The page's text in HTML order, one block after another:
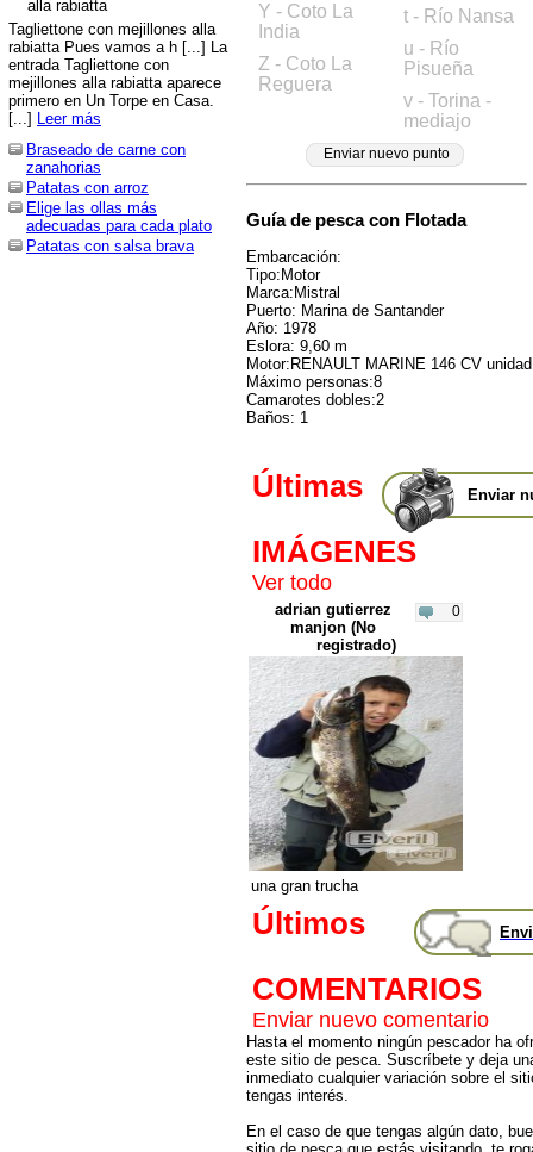
Tagliettone con mejillones alla
rabiatta Pues vamos a h [...] La
entrada Tagliettone con
mejillones alla rabiatta aparece
primero en Un Torpe en Casa.
[...] Leer más
Braseado de carne con
zanahorias
Patatas con arroz
Elige las ollas más
adecuadas para cada plato
Patatas con salsa brava
Y - Coto La
India
Z - Coto La
Reguera
t - Río Nansa
u - Río
Pisueña
v - Torina -
mediajo
Enviar nuevo punto
Guía de pesca con Flotada
Embarcación:
Tipo:Motor
Marca:Mistral
Puerto: Marina de Santander
Año: 1978
Eslora: 9,60 m
Motor:RENAULT MARINE 146 CV unidad
Máximo personas:8
Camarotes dobles:2
Baños: 1
Enviar
Últimas
IMÁGENES
Ver todo
0
adrian gutierrez
manjon (No
registrado)
una gran trucha
Últimos
COMENTARIOS
Enviar nuevo comentario
Hasta el momento ningún pescador ha
este sitio de pesca. Suscríbete y deja
inmediato cualquier variación sobre el
tengas interés.
En el caso de que tengas algún dato,